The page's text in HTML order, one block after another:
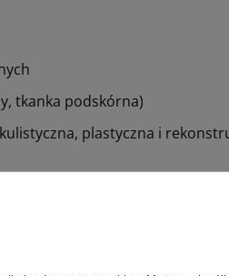
tkanka podskórna)
plastyczna i